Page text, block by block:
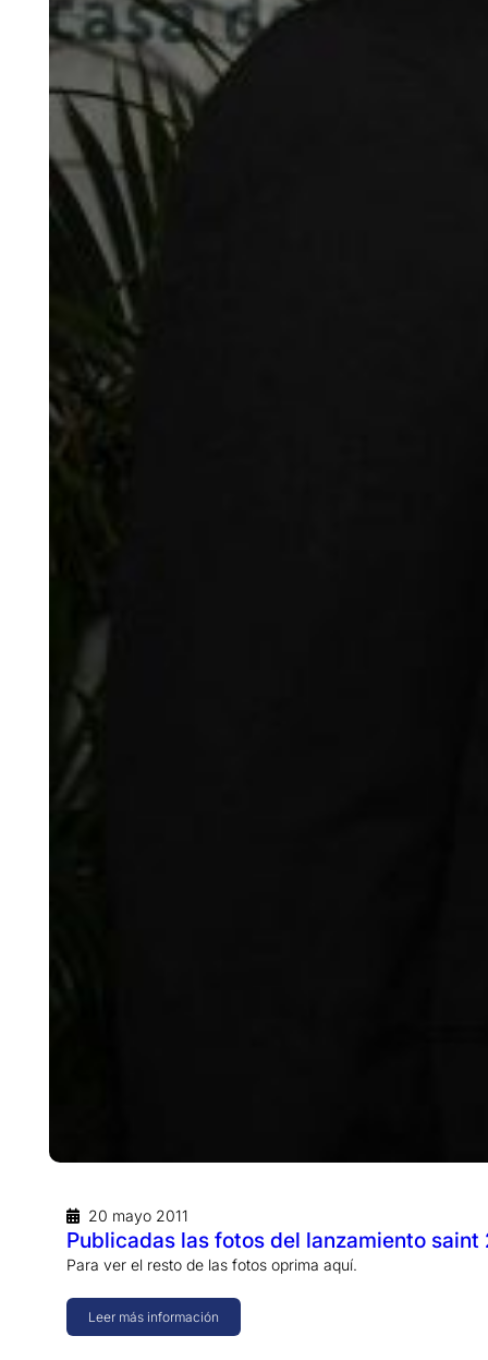
20 mayo 2011
Publicadas las fotos del lanzamiento saint
Para ver el resto de las fotos oprima aquí.
Leer más información